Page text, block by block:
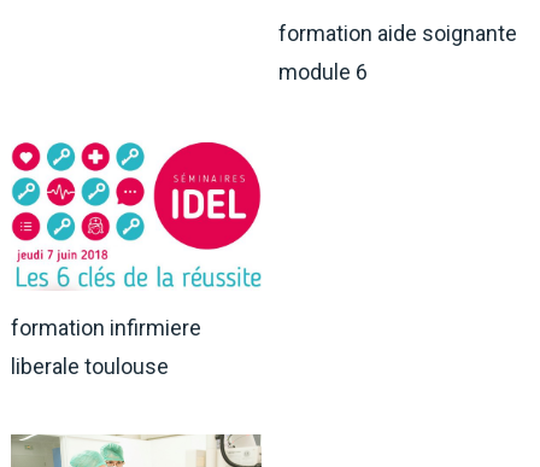
formation aide soignante
module 6
formation infirmiere
liberale toulouse